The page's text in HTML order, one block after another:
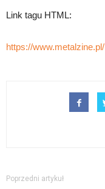
Link tagu HTML:
https://www.metalzine.pl/
Poprzedni artykuł